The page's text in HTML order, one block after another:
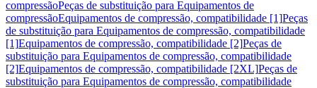
compressãoPeças de substituição para Equipamentos de
compressãoEquipamentos de compressão, compatibilidade [1]Peças
de substituição para Equipamentos de compressão, compatibilidade
[1]Equipamentos de compressão, compatibilidade [2]Peças de
substituição para Equipamentos de compressão, compatibilidade
[2]Equipamentos de compressão, compatibilidade [2XL]Peças de
substituição para Equipamentos de compressão, compatibilidade